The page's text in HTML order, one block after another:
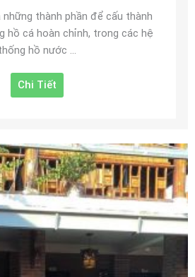
những thành phần để cấu thành
hồ cá hoàn chỉnh, trong các hệ
hồ nước ...
Chi Tiết